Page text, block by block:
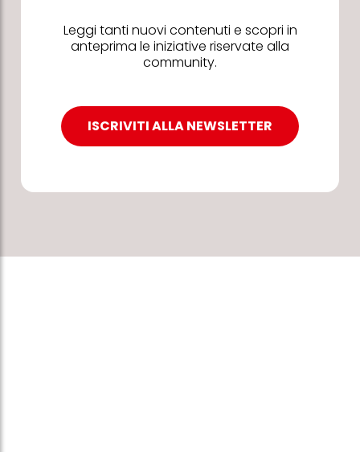
Leggi tanti nuovi contenuti e scopri in
anteprima le iniziative riservate alla
community.
ISCRIVITI ALLA NEWSLETTER